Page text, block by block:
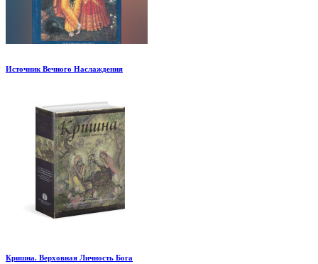
Источник Вечного Наслаждения
Кришна. Верховная Личность Бога